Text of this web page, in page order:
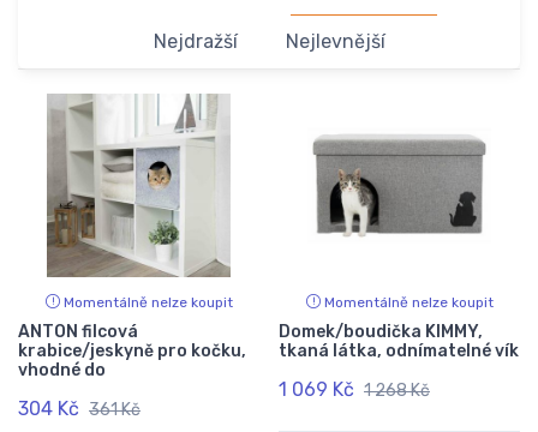
Nejdražší Nejlevnější
Momentálně nelze koupit
ANTON filcová
krabice/jeskyně pro kočku,
vhodné do
304 Kč 361 Kč
Momentálně nelze koupit
Domek/boudička KIMMY,
tkaná látka, odnímatelné vík
1 069 Kč 1 268 Kč